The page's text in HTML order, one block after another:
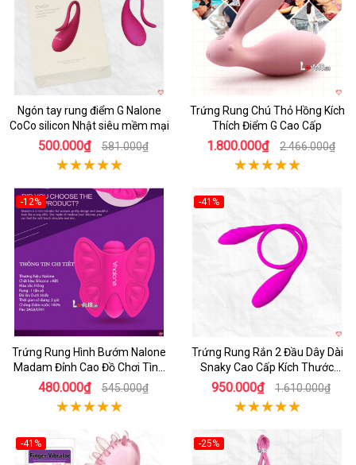
Ngón tay rung điểm G Nalone
CoCo silicon Nhật siêu mềm mại
500.000₫ 581.000₫
Trứng Rung Chú Thỏ Hồng Kích
Thích Điểm G Cao Cấp
1.800.000₫ 2.466.000₫
-12%
Hot
Trứng Rung Hình Bướm Nalone
Madam Đỉnh Cao Đồ Chơi Tình
Dục
480.000₫ 545.000₫
-41%
Trứng Rung Rắn 2 Đầu Dây Dài
Snaky Cao Cấp Kích Thước
60cm
950.000₫ 1.610.000₫
-41%
Hot
-25%